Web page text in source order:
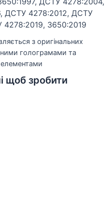
ДСТУ 4278:2012, ДСТУ
3650:2019
з оригінальних
голограмами та
елементами
щоб зробити